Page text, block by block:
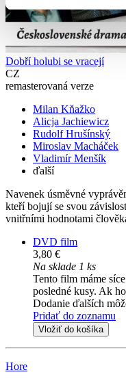
Dobří holubi se vracejí
CZ
remasterovaná verze
Milan Kňažko
Alicja Jachiewicz
Rudolf Hrušínský
Miroslav Macháček
Vladimír Menšík
ďalší
Navenek úsměvné
kteří bojují se svou
vnitřními hodnotami
DVD film
3,80 €
Na sklade 1 ks
Tento film máme
posledné kusy. Ak
Dodanie ďalších
Pridať do zoznamu
Vložiť do košíka
Hore